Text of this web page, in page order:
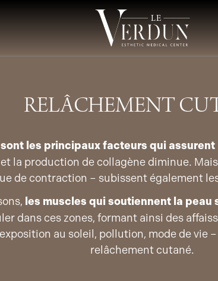
RELÂCHEMENT
les principaux facteurs qui
la production de collagène diminue.
de contraction – subissent également
les muscles qui soutiennent la peau
dans ces zones, formant ainsi des
au soleil, pollution, mode de vie
relâchement cutané.